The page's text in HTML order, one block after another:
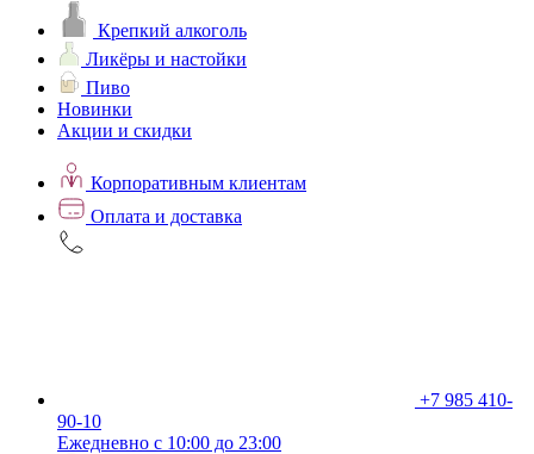
Крепкий алкоголь
Ликёры и настойки
Пиво
Новинки
Акции и скидки
Корпоративным клиентам
Оплата и доставка
+7 985 410-
90-10
Ежедневно с 10:00 до 23:00